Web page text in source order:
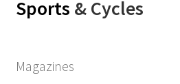
Sports & Cycles
Magazines